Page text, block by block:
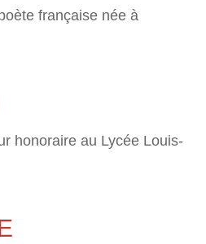
française née à
honoraire au Lycée Louis-